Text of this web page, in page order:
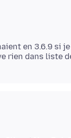
en 3.6.9 si